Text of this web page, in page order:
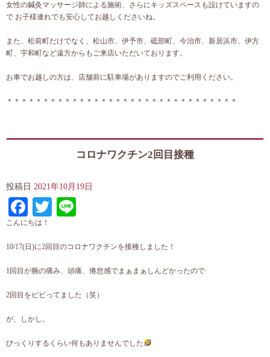
女性の鍼灸マッサージ師による施術、さらにキッズスペースも設けていますの
で お子様連れでも安心してお越しくださいね。
また、松前町だけでなく、松山市、伊予市、砥部町、今治市、新居浜市、伊方
町、宇和町など遠方からもご来店いただいております。
お車でお越しの方は、店舗前に駐車場がありますのでご利用ください。
＊＊＊＊＊＊＊＊＊＊＊＊＊＊＊＊＊＊＊＊＊＊＊＊＊＊＊＊＊＊＊＊
コロナワクチン2回目接種
投稿日 2021年10月19日
Facebook
Twitter
こんにちは！
10/17(日)に2回目のコロナワクチンを接種しました！
1回目が腕の痛み、頭痛、倦怠感でまぁまぁしんどかったので
2回目をビビってました（笑）
が、しかし。
びっくりするくらい何もありませんでした